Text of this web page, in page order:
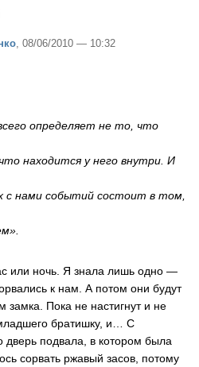
, 08/06/2010 — 10:32
определяет не то, что
находится у него внутри. И
с нами событий состоит в том,
или ночь. Я знала лишь одно —
к нам. А потом они будут
замка. Пока не настигнут и не
братишку, и… С
дверь подвала, в котором была
сорвать ржавый засов, потому